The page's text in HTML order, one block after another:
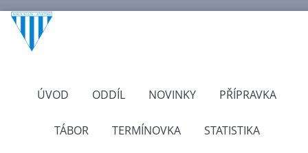
ÚVOD ODDÍL NOVINKY PŘÍPRAVKA
TÁBOR TERMÍNOVKA STATISTIKA